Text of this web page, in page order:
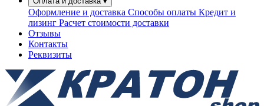
Оформление и доставка Способы оплаты Кредит и
лизинг Расчет стоимости доставки
Отзывы
Контакты
Реквизиты